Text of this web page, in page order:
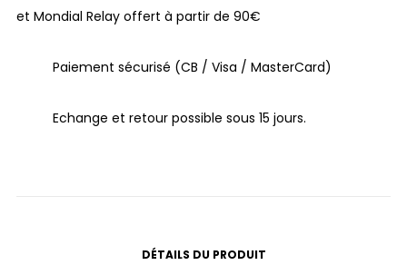
et Mondial Relay offert à partir de 90€
Paiement sécurisé (CB / Visa / MasterCard)
Echange et retour possible sous 15 jours.
DÉTAILS DU PRODUIT